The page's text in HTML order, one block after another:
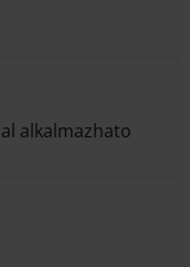
alkalmazhato